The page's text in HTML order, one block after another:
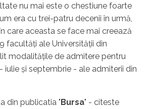
nu mai este o chestiune foarte
era cu trei-patru decenii în urmă,
care aceasta se face mai creează
facultăţi ale Universităţii din
modalităţile de admitere pentru
iulie şi septembrie - ale admiterii din
din publicatia "Bursa" - citeste